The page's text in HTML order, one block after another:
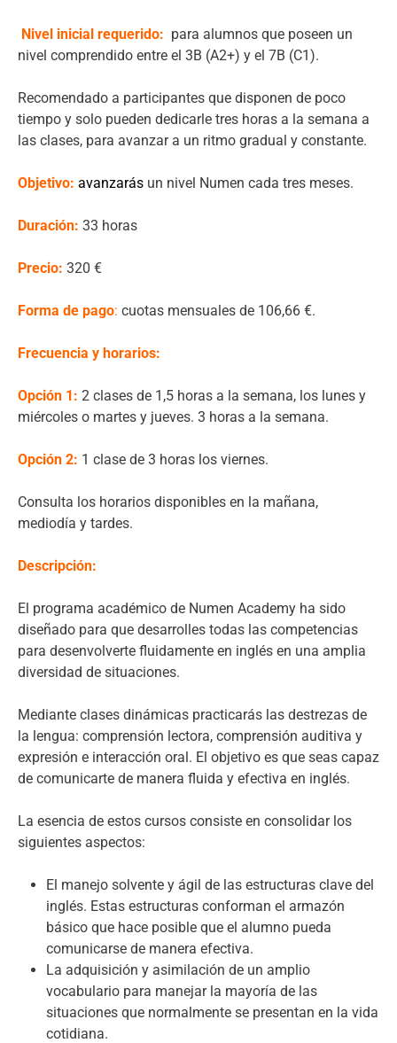
Nivel inicial requerido: para alumnos que poseen un
nivel comprendido entre el 3B (A2+) y el 7B (C1).
Recomendado a participantes que disponen de poco
tiempo y solo pueden dedicarle tres horas a la semana a
las clases, para avanzar a un ritmo gradual y constante.
Objetivo: avanzarás un nivel Numen cada tres meses.
Duración: 33 horas
Precio: 320 €
Forma de pago: cuotas mensuales de 106,66 €.
Frecuencia y horarios:
Opción 1: 2 clases de 1,5 horas a la semana, los lunes y
miércoles o martes y jueves. 3 horas a la semana.
Opción 2: 1 clase de 3 horas los viernes.
Consulta los horarios disponibles en la mañana,
mediodía y tardes.
Descripción:
El programa académico de Numen Academy ha sido
diseñado para que desarrolles todas las competencias
para desenvolverte fluidamente en inglés en una amplia
diversidad de situaciones.
Mediante clases dinámicas practicarás las destrezas de
la lengua: comprensión lectora, comprensión auditiva y
expresión e interacción oral. El objetivo es que seas capaz
de comunicarte de manera fluida y efectiva en inglés.
La esencia de estos cursos consiste en consolidar los
siguientes aspectos:
El manejo solvente y ágil de las estructuras clave del
inglés. Estas estructuras conforman el armazón
básico que hace posible que el alumno pueda
comunicarse de manera efectiva.
La adquisición y asimilación de un amplio
vocabulario para manejar la mayoría de las
situaciones que normalmente se presentan en la vida
cotidiana.